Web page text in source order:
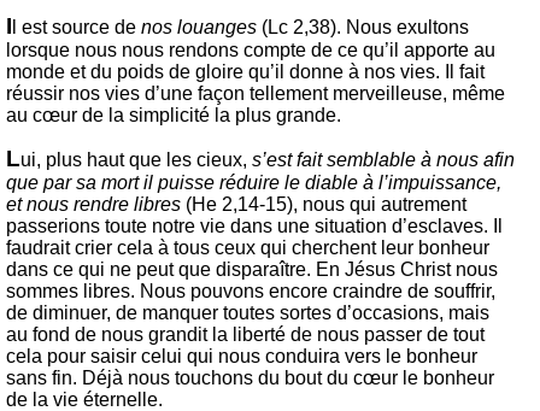
I l est source de nos louanges (Lc 2,38). Nous exultons
lorsque nous nous rendons compte de ce qu’il apporte au
monde et du poids de gloire qu’il donne à nos vies. Il fait
réussir nos vies d’une façon tellement merveilleuse, même
au cœur de la simplicité la plus grande.
Lui, plus haut que les cieux, s’est fait semblable à nous afin
que par sa mort il puisse réduire le diable à l’impuissance,
et nous rendre libres (He 2,14-15), nous qui autrement
passerions toute notre vie dans une situation d’esclaves. Il
faudrait crier cela à tous ceux qui cherchent leur bonheur
dans ce qui ne peut que disparaître. En Jésus Christ nous
sommes libres. Nous pouvons encore craindre de souffrir,
de diminuer, de manquer toutes sortes d’occasions, mais
au fond de nous grandit la liberté de nous passer de tout
cela pour saisir celui qui nous conduira vers le bonheur
sans fin. Déjà nous touchons du bout du cœur le bonheur
de la vie éternelle.